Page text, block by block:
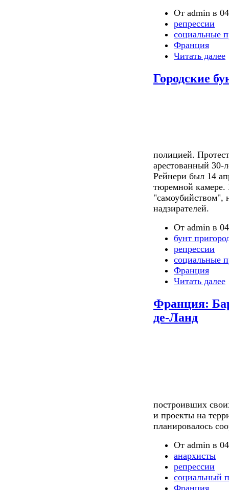
От admin в
репрессии
социальные
Франция
Читать далее
Городские
полицией.
арестованный 30-
Рейнери был 14
тюремной камере.
"самоубийством",
надзирателей.
От admin в
бунт
репрессии
социальные
Франция
Читать далее
Франция:
де-Ланд
построивших
и проекты на
планировалось
От admin в
анархисты
репрессии
социальный
Франция